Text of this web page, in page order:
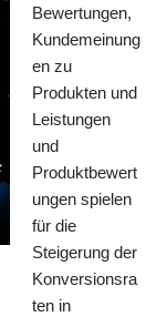
Bewertungen,
Kundemeinung
en zu
Produkten und
Leistungen
und
Produktbewert
ungen spielen
für die
Steigerung der
Konversionsra
ten in